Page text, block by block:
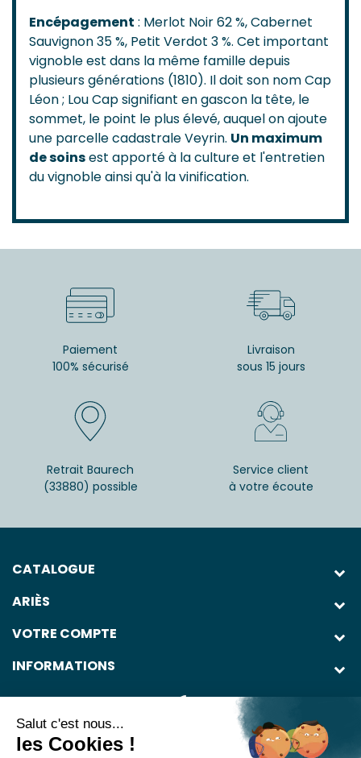
Encépagement : Merlot Noir 62 %, Cabernet
Sauvignon 35 %, Petit Verdot 3 %. Cet important
vignoble est dans la même famille depuis
plusieurs générations (1810). Il doit son nom Cap
Léon ; Lou Cap signifiant en gascon la tête, le
sommet, le point le plus élevé, auquel on ajoute
une parcelle cadastrale Veyrin. Un maximum
de soinsest apporté à la culture et l'entretien
du vignoble ainsi qu'à la vinification.
Paiement
100% sécurisé
Livraison
sous 15 jours
Retrait Baurech
(33880) possible
Service client
à votre écoute
CATALOGUE
ARIÈS
VOTRE COMPTE
INFORMATIONS
Salut c'est nous...
les Cookies !